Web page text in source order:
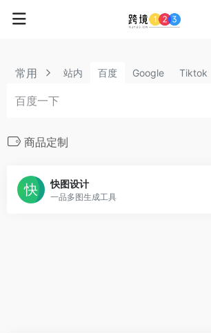
常用 站内 百度 Google Tiktok
商品定制
快图设计
一品多图生成工具